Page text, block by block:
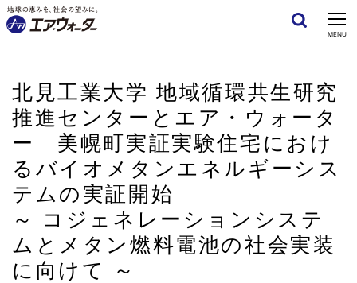
CLOSE
MENU
北見工業大学 地域循環共生研究
推進センターとエア・ウォータ
ー 美幌町実証実験住宅におけ
るバイオメタンエネルギーシス
テムの実証開始
～ コジェネレーションシステ
ムとメタン燃料電池の社会実装
に向けて ～